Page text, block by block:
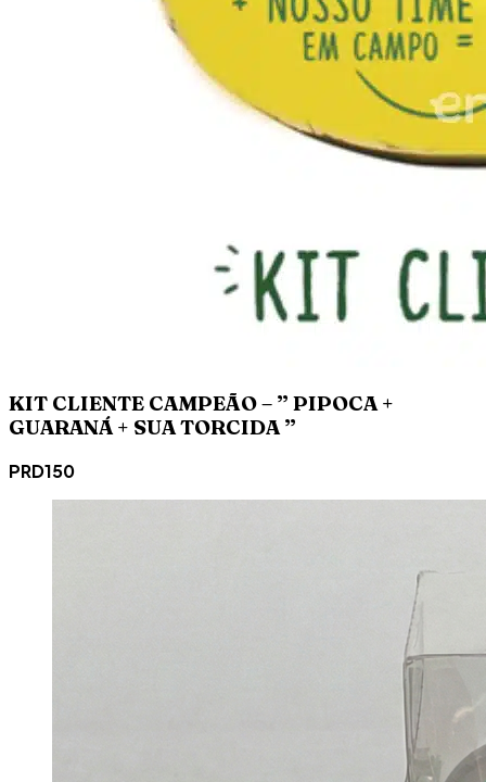
KIT CLIENTE CAMPEÃO – ” PIPOCA +
GUARANÁ + SUA TORCIDA ”
PRD150